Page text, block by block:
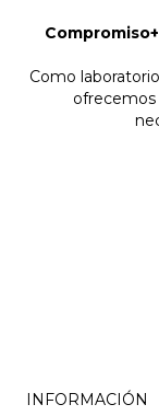
Como
ofrecemos
INFORMACIÓN